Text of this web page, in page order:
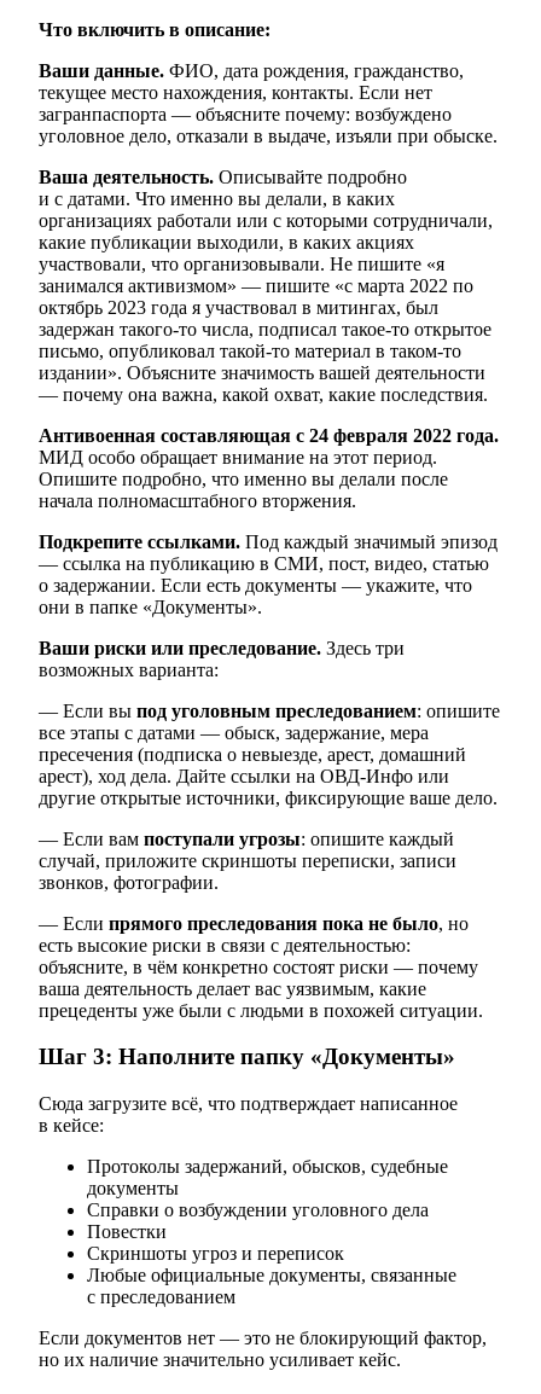
Что включить в описание:
Ваши данные. ФИО, дата рождения, гражданство,
текущее место нахождения, контакты. Если нет
загранпаспорта — объясните почему: возбуждено
уголовное дело, отказали в выдаче, изъяли при обыске.
Ваша деятельность. Описывайте подробно
и с датами. Что именно вы делали, в каких
организациях работали или с которыми сотрудничали,
какие публикации выходили, в каких акциях
участвовали, что организовывали. Не пишите «я
занимался активизмом» — пишите «с марта 2022 по
октябрь 2023 года я участвовал в митингах, был
задержан такого-то числа, подписал такое-то открытое
письмо, опубликовал такой-то материал в таком-то
издании». Объясните значимость вашей деятельности
— почему она важна, какой охват, какие последствия.
Антивоенная составляющая с 24 февраля 2022 года.
МИД особо обращает внимание на этот период.
Опишите подробно, что именно вы делали после
начала полномасштабного вторжения.
Подкрепите ссылками. Под каждый значимый эпизод
— ссылка на публикацию в СМИ, пост, видео, статью
о задержании. Если есть документы — укажите, что
они в папке «Документы».
Ваши риски или преследование. Здесь три
возможных варианта:
— Если вы под уголовным преследованием: опишите
все этапы с датами — обыск, задержание, мера
пресечения (подписка о невыезде, арест, домашний
арест), ход дела. Дайте ссылки на ОВД-Инфо или
другие открытые источники, фиксирующие ваше дело.
— Если вам поступали угрозы: опишите каждый
случай, приложите скриншоты переписки, записи
звонков, фотографии.
— Если прямого преследования пока не было, но
есть высокие риски в связи с деятельностью:
объясните, в чём конкретно состоят риски — почему
ваша деятельность делает вас уязвимым, какие
прецеденты уже были с людьми в похожей ситуации.
Шаг 3: Наполните папку «Документы»
Сюда загрузите всё, что подтверждает написанное
в кейсе:
Протоколы задержаний, обысков, судебные
документы
Справки о возбуждении уголовного дела
Повестки
Скриншоты угроз и переписок
Любые официальные документы, связанные
с преследованием
Если документов нет — это не блокирующий фактор,
но их наличие значительно усиливает кейс.